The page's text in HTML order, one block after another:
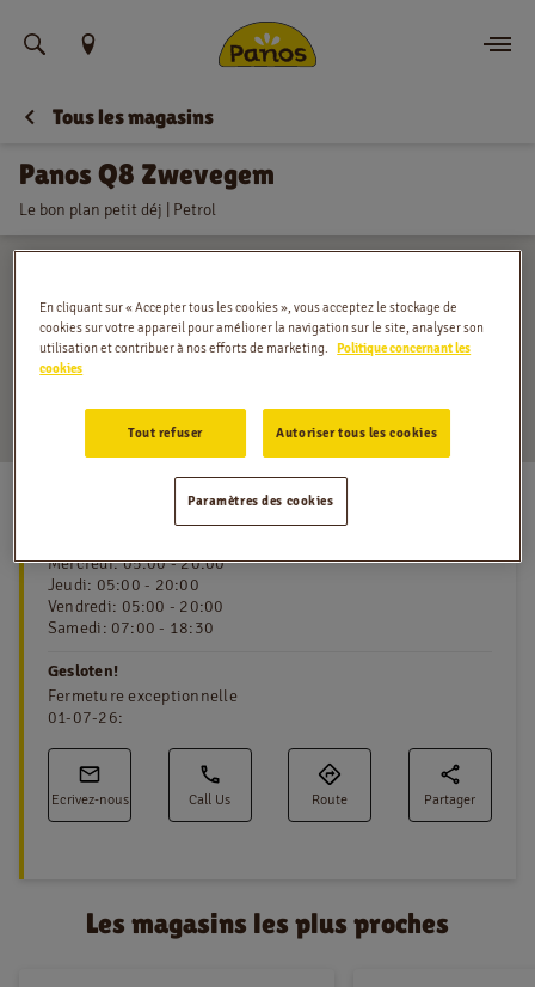
Trouvez votre emplacement
Nouvelles
Menu
Magasins
Contact
Jobs
Information juridique
Tous les magasins
Le bon plan petit déj | Petrol
Panos Q8 Zwevegem
Kortrijkstraat 216, Zwevegem
05:00 - 20:00
Mercredi:05:00 - 20:00
Jeudi: 05:00 - 20:00
Vendredi: 05:00 - 20:00
Samedi: 07:00 - 18:30
Gesloten!
Fermeture exceptionnelle
01-07-26:
Ecrivez-nous Call Us Route Partager
Les magasins les plus proches
En cliquant sur « Accepter tous les cookies », vous acceptez le stockage de
cookies sur votre appareil pour améliorer la navigation sur le site, analyser son
utilisation et contribuer à nos efforts de marketing.
Politique concernant les
cookies
Tout refuser Autoriser tous les cookies
Paramètres des cookies